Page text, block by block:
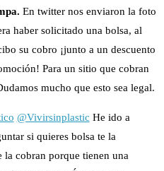
En twitter nos enviaron la foto
haber solicitado una bolsa, al
su cobro ¡junto a un descuento
Para un sitio que cobran
mucho que esto sea legal.
@Vivirsinplastic He ido a
si quieres bolsa te la
la cobran porque tienen una